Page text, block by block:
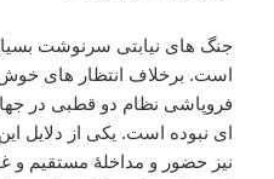
جنگ های نیابتی سرنوشت
است. برخلاف انتظار های خوش
فروپاشی نظام دو قطبی در
ای نبوده است. یکی از دلایل
نیز حضور و مداخلۀ مستقیم و